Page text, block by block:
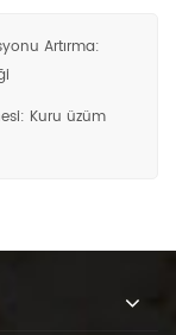
Artırma:
Kuru üzüm